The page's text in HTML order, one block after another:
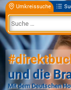
Umkreissuche
und die
Mit dem Deutschen